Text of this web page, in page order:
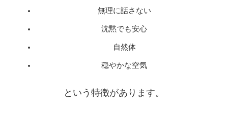
無理に話さない
沈黙でも安心
自然体
穏やかな空気
という特徴があります。